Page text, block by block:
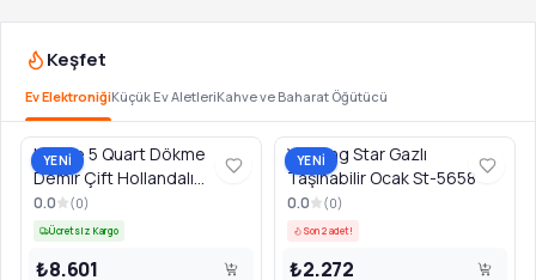
Keşfet
Ev ElektroniğiKüçük Ev AletleriKahve ve Baharat Öğütücü
YENİ
Lodge 5 Quart Dökme
Demir Çift Hollandalı
Tencere - Siyah
0.0 (0)
Ücretsiz Kargo
₺8.601
YENİ
Winning Star Gazlı
Taşınabilir Ocak St-5658
0.0 (0)
Son 2 adet!
₺2.272